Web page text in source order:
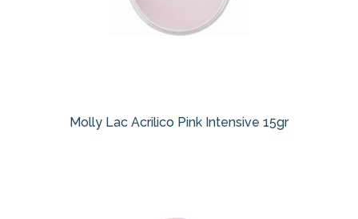
Molly Lac Acrilico Pink Intensive 15gr